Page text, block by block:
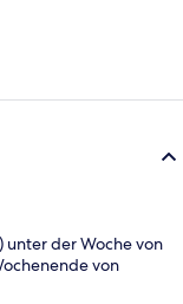
unter der Woche von
von